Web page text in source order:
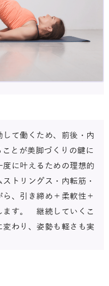
て働くため、前後・内
とが美脚づくりの鍵に
に叶えるための理想的
トリングス・内転筋・
、引き締め＋柔軟性＋
ます。 継続していくこ
わり、姿勢も軽さも実